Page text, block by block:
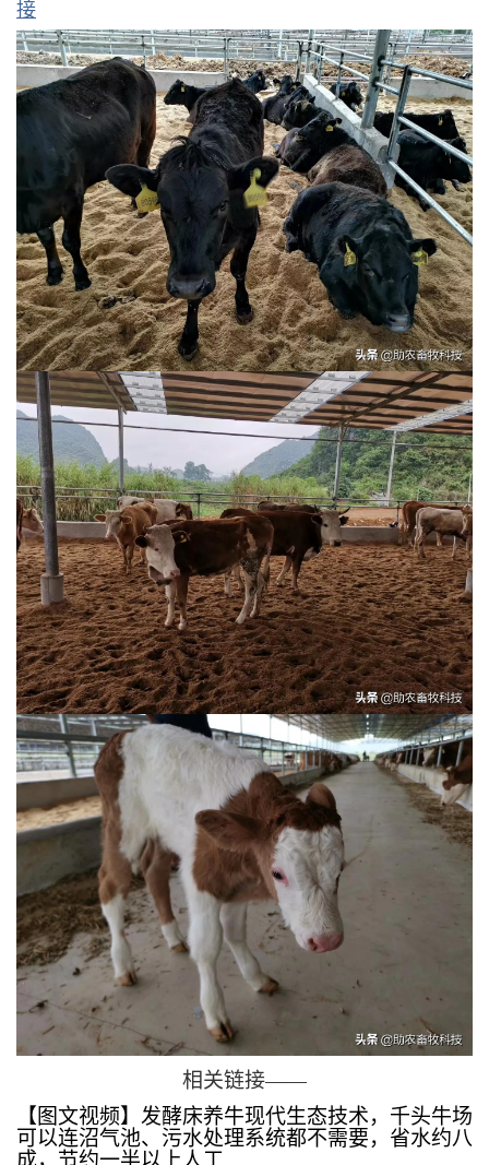
接
相关链接——
【图文视频】发酵床养牛现代生态技术，千头牛场
可以连沼气池、污水处理系统都不需要，省水约八
成，节约一半以上人工